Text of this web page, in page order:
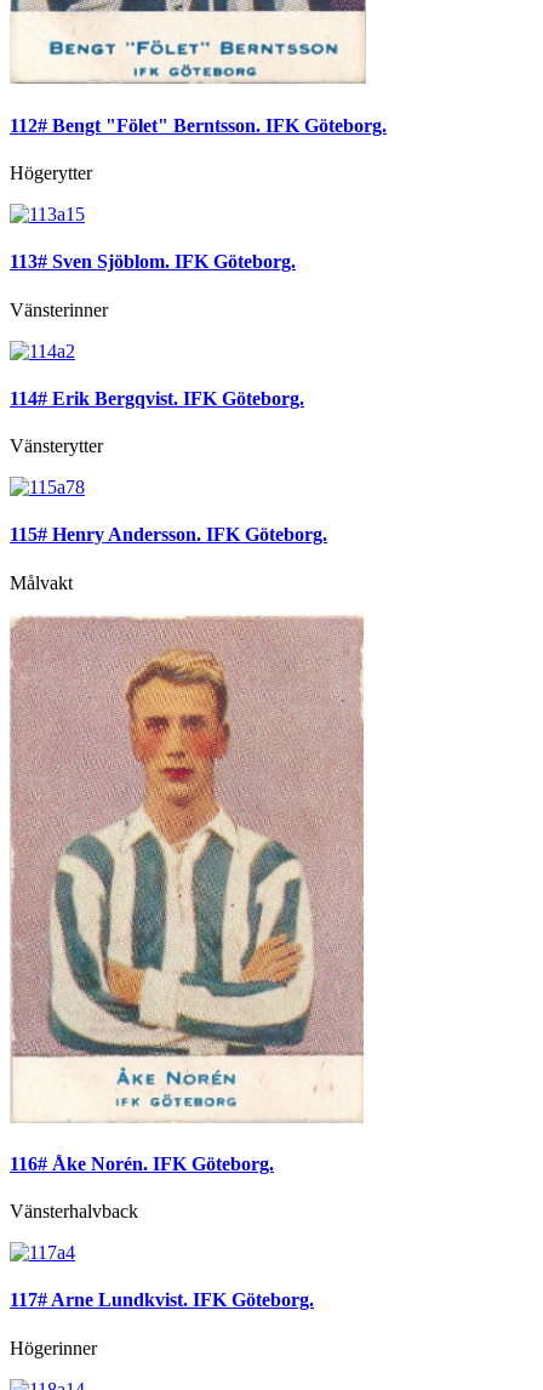
112# Bengt "Fölet" Berntsson. IFK Göteborg.
Högerytter
113# Sven Sjöblom. IFK Göteborg.
Vänsterinner
114# Erik Bergqvist. IFK Göteborg.
Vänsterytter
115# Henry Andersson. IFK Göteborg.
Målvakt
116# Åke Norén. IFK Göteborg.
Vänsterhalvback
117# Arne Lundkvist. IFK Göteborg.
Högerinner